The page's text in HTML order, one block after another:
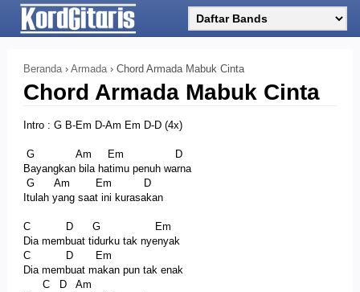
Beranda › Armada › Chord Armada Mabuk Cinta
Chord Armada Mabuk Cinta
Intro : G B-Em D-Am Em D-D (4x)
G Am Em D
Bayangkan bila hatimu penuh warna
G Am Em D
Itulah yang saat ini kurasakan
C D G Em
Dia membuat tidurku tak nyenyak
C D Em
Dia membuat makan pun tak enak
C D Am